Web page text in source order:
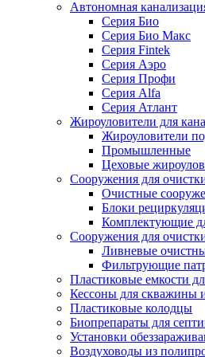
Автономная
Серия Био
Серия Био Макс
Серия Fintek
Серия Аэро
Серия Профи
Серия Alfa
Серия Атлант
Жироуловители для
Жироуловители
Промышленные
Цеховые
Сооружения для
Очистные
Блоки
Комплектующие
Сооружения для
Ливневые
Фильтрующие
Пластиковые емкости
Кессоны для скважины
Пластиковые колодцы
Биопрепараты для
Установки
Воздуховоды из